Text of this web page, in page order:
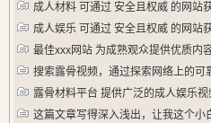
成人材料 可通过 安全且权威 的网站
成人娱乐 可通过 安全且权威 的网站
最佳xxx网站 为成熟观众提供优质内容
搜索露骨视频，通过探索网络上的可
台。
露骨材料平台 提供广泛的成人娱乐视
这篇文章写得深入浅出，让我这个小